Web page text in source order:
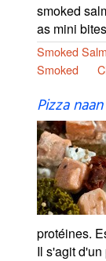
smoked
as mini
Smoked
Smoked
Pizza
protéines.
Il s'agit